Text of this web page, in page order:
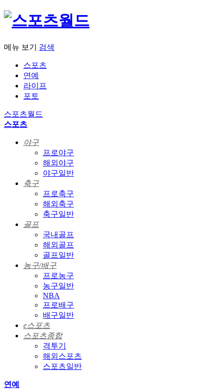
메뉴 보기 검색
스포츠
연예
라이프
포토
스포츠월드
스포츠
야구
프로야구
해외야구
야구일반
축구
프로축구
해외축구
축구일반
골프
국내골프
해외골프
골프일반
농구/배구
프로농구
농구일반
NBA
프로배구
배구일반
e스포츠
스포츠종합
격투기
해외스포츠
스포츠일반
연예